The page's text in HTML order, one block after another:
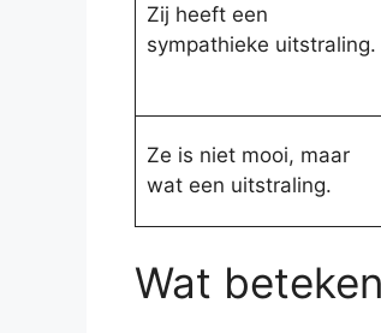
Zij heeft een
sympathieke uitstraling.
Ze is niet mooi, maar
wat een uitstraling.
Wat